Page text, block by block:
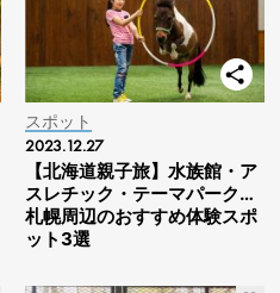
スポット
2023.12.27
【北海道親子旅】水族館・ア
スレチック・テーマパーク…
札幌周辺のおすすめ体験スポ
ット3選